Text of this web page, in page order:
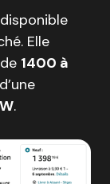
Elle
1400 à
.